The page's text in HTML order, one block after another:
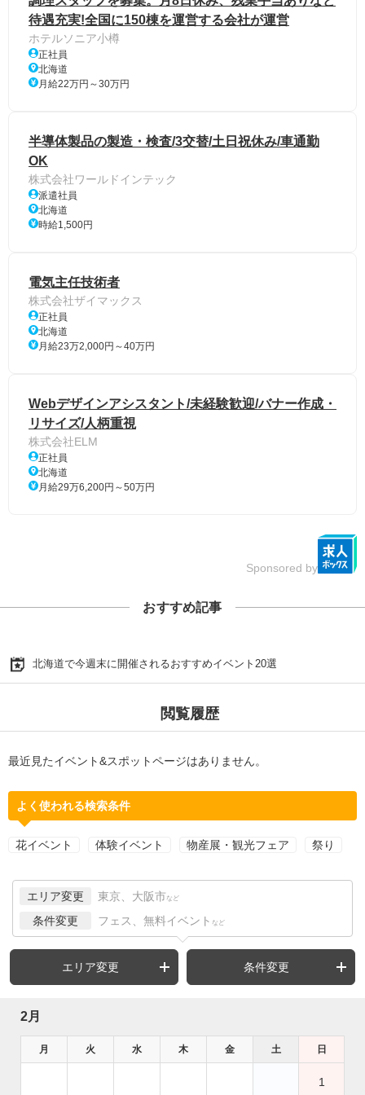
待遇充実!全国に150棟を運営する会社が運営
ホテルソニア小樽
正社員
北海道
月給22万円～30万円
半導体製品の製造・検査/3交替/土日祝休み/車通勤
OK
株式会社ワールドインテック
派遣社員
北海道
時給1,500円
電気主任技術者
株式会社ザイマックス
正社員
北海道
月給23万2,000円～40万円
Webデザインアシスタント/未経験歓迎/バナー作成・
リサイズ/人柄重視
株式会社ELM
正社員
北海道
月給29万6,200円～50万円
Sponsored by
おすすめ記事
北海道で今週末に開催されるおすすめイベント20選
閲覧履歴
最近見たイベント&スポットページはありません。
よく使われる検索条件
花イベント 体験イベント 物産展・観光フェア 祭り
エリア変更 東京、大阪市 など
条件変更 フェス、無料イベント など
エリア変更 条件変更
2月
月 火 水 木 金 土 日
1